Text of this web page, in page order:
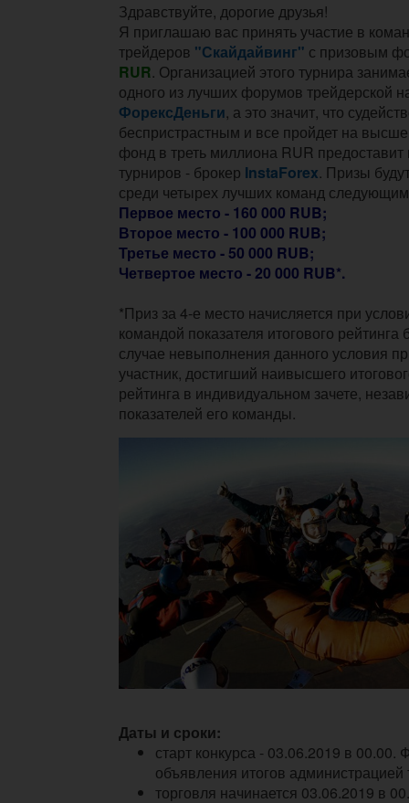
Здравствуйте, дорогие друзья!
Я приглашаю вас принять участие в
трейдеров "Скайдайвинг" с призовым
RUR. Организацией этого турнира
одного из лучших форумов трейдерской
ФорексДеньги, а это значит, что
беспристрастным и все пройдет на
фонд в треть миллиона RUR
турниров - брокер InstaForex. Призы
среди четырех лучших команд
Первое место - 160 000 RUB;
Второе место - 100 000 RUB;
Третье место - 50 000 RUB;
Четвертое место - 20 000 RUB*.
*Приз за 4-е место начисляется при
командой показателя итогового
случае невыполнения данного условия
участник, достигший наивысшего
рейтинга в индивидуальном зачете,
показателей его команды.
Даты и сроки:
старт конкурса - 03.06.2019 в 00.00.
объявления итогов администрацией
торговля начинается 03.06.2019 в